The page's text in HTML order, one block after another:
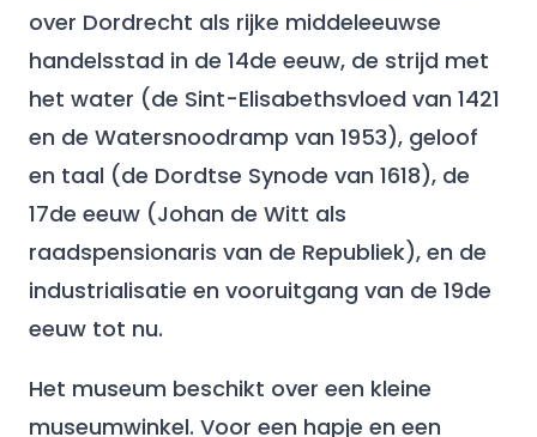
over Dordrecht als rijke middeleeuwse
handelsstad in de 14de eeuw, de strijd met
het water (de Sint-Elisabethsvloed van 1421
en de Watersnoodramp van 1953), geloof
en taal (de Dordtse Synode van 1618), de
17de eeuw (Johan de Witt als
raadspensionaris van de Republiek), en de
industrialisatie en vooruitgang van de 19de
eeuw tot nu.
Het museum beschikt over een kleine
museumwinkel. Voor een hapje en een